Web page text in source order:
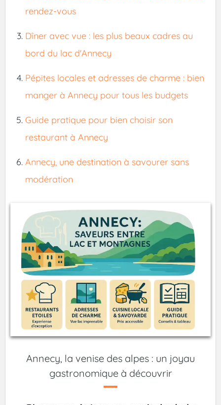
rendez-vous
Dîner avec vue : les plus beaux cadres au
bord du lac d'Annecy
Pépites locales et adresses de charme : bien
manger à Annecy pour tous les budgets
Guide pratique pour bien choisir son
restaurant à Annecy
Annecy, une destination à savourer sans
modération
Annecy, la venise des alpes : un joyau
gastronomique à découvrir